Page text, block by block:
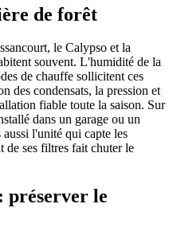
de forêt
le Calypso et la
souvent. L'humidité de la
de chauffe sollicitent ces
des condensats, la pression et
fiable toute la saison. Sur
dans un garage ou un
l'unité qui capte les
de ses filtres fait chuter le
préserver le